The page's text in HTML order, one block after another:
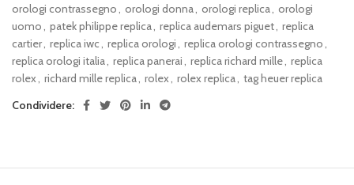
orologi contrassegno
orologi donna orologi replica orologi
uomo
patek philippe replica replica audemars piguet replica
cartier replica iwc replica orologi replica orologi contrassegno
replica orologi italia replica panerai replica richard mille replica
rolex
richard mille replica rolex rolex replica tag heuer replica
Condividere: